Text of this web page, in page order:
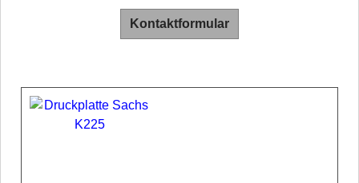
Kontaktformular